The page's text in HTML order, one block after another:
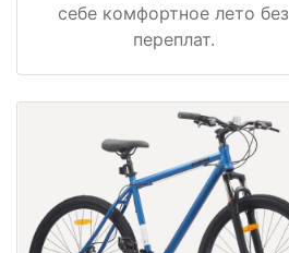
себе комфортное лето без
переплат.